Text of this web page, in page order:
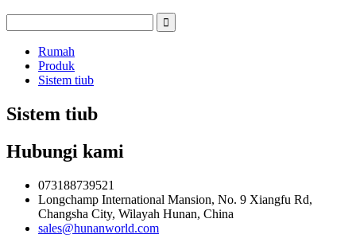
Rumah
Produk
Sistem tiub
Sistem tiub
Hubungi kami
073188739521
Longchamp International Mansion, No. 9 Xiangfu Rd,
Changsha City, Wilayah Hunan, China
sales@hunanworld.com